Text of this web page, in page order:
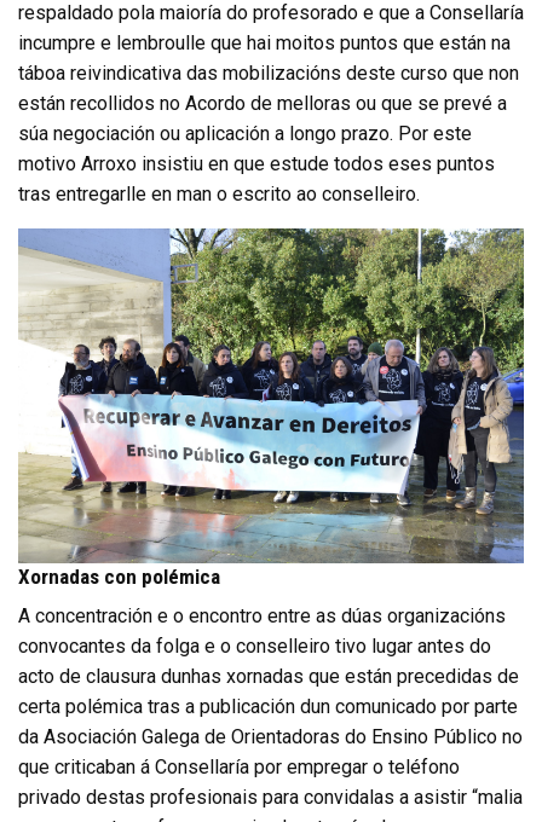
respaldado pola maioría do profesorado e que a Consellaría
incumpre e lembroulle que hai moitos puntos que están na
táboa reivindicativa das mobilizacións deste curso que non
están recollidos no Acordo de melloras ou que se prevé a
súa negociación ou aplicación a longo prazo. Por este
motivo Arroxo insistiu en que estude todos eses puntos
tras entregarlle en man o escrito ao conselleiro.
Xornadas con polémica
A concentración e o encontro entre as dúas organizacións
convocantes da folga e o conselleiro tivo lugar antes do
acto de clausura dunhas xornadas que están precedidas de
certa polémica tras a publicación dun comunicado por parte
da Asociación Galega de Orientadoras do Ensino Público no
que criticaban á Consellaría por empregar o teléfono
privado destas profesionais para convidalas a asistir “malia